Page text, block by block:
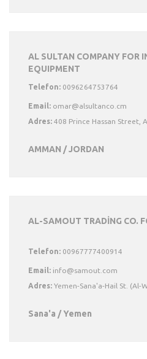
AL SULTAN COMPANY FOR
EQUIPMENT
Telefon: 0096264753764
Email:
Adres: 408 Prince Hassan Street,
AMMAN / JORDAN
AL-SAMOUT TRADİNG CO.
Telefon: 00967777400914
Email:
Adres: Yemen-Sana'a-Hail St. (Al-
Sana'a / Yemen